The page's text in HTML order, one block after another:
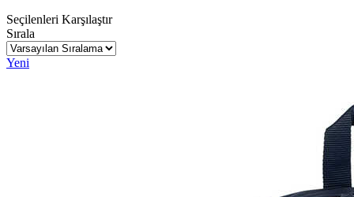
Seçilenleri Karşılaştır
Sırala
Yeni